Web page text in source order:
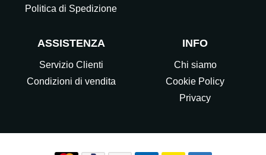
Politica di Spedizione
ASSISTENZA
Servizio Clienti
Condizioni di vendita
INFO
Chi siamo
Cookie Policy
Privacy